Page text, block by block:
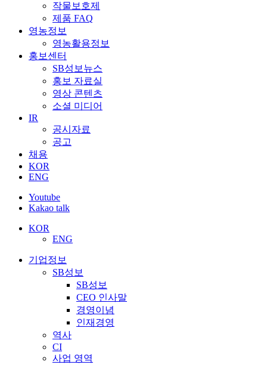
작물보호제
제품 FAQ
영농정보
영농활용정보
홍보센터
SB성보뉴스
홍보 자료실
영상 콘텐츠
소셜 미디어
IR
공시자료
공고
채용
KOR
ENG
Youtube
Kakao talk
KOR
ENG
기업정보
SB성보
SB성보
CEO 인사말
경영이념
인재경영
역사
CI
사업 영역